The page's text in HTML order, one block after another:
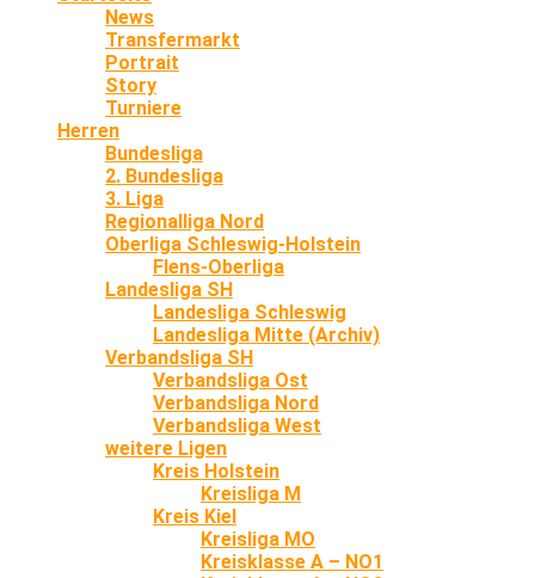
News
Transfermarkt
Portrait
Story
Turniere
Herren
Bundesliga
2. Bundesliga
3. Liga
Regionalliga Nord
Oberliga Schleswig-Holstein
Flens-Oberliga
Landesliga SH
Landesliga Schleswig
Landesliga Mitte (Archiv)
Verbandsliga SH
Verbandsliga Ost
Verbandsliga Nord
Verbandsliga West
weitere Ligen
Kreis Holstein
Kreisliga M
Kreis Kiel
Kreisliga MO
Kreisklasse A – NO1